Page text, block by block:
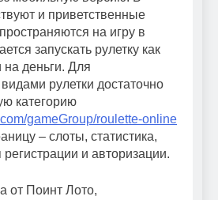
и приветственные
на игру в
запускать рулетку как
на деньги. Для
рулетки достаточно
категорию
gameGroup/roulette-online
– слоты, статистика,
и авторизации.
от Поинт Лото,